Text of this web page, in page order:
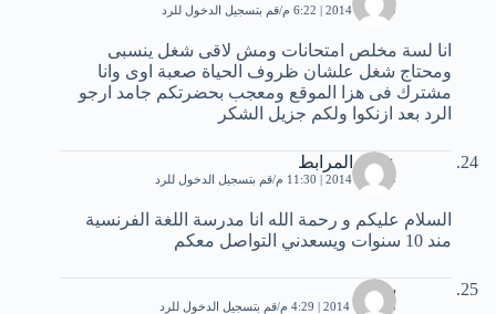
29 يناير، 2014 | 6:22 م قم بتسجيل الدخول للرد
انا لسة مخلص امتحانات ومش لاقى شغل ينسبى
ومحتاج شغل علشان ظروف الحياة صعبة اوى وانا
مشترك فى هزا الموقع ومعجب بحضرتكم جامد ارجو
الرد بعد ازنكوا ولكم جزيل الشكر
عايدة المرابط
29 يناير، 2014 | 11:30 م قم بتسجيل الدخول للرد
السلام عليكم و رحمة الله انا مدرسة اللغة الفرنسية
مند 10 سنوات ويسعدني التواصل معكم
بسمة
5 فبراير، 2014 | 4:29 م قم بتسجيل الدخول للرد